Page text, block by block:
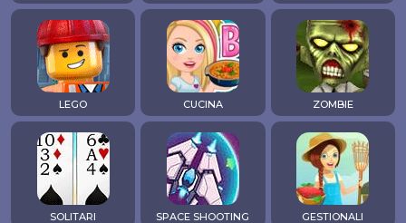
LEGO CUCINA ZOMBIE
SOLITARI SPACE SHOOTING GESTIONALI